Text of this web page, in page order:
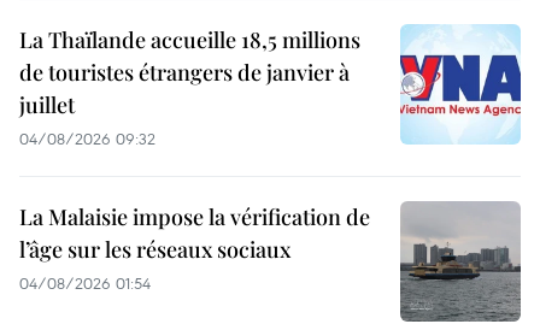
La Thaïlande accueille 18,5 millions
de touristes étrangers de janvier à
juillet
04/08/2026 09:32
La Malaisie impose la vérification de
l’âge sur les réseaux sociaux
04/08/2026 01:54